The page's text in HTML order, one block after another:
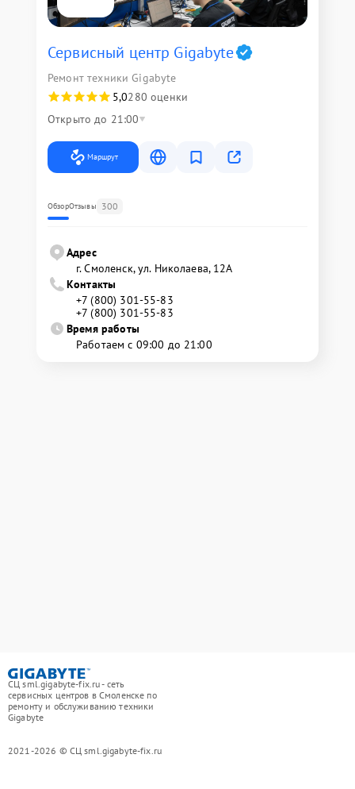
Сервисный центр Gigabyte
Ремонт техники Gigabyte
5,0280 оценки
Открыто до 21:00
Маршрут
ОбзорОтзывы 300
Адрес
г. Смоленск, ул. Николаева, 12А
Контакты
+7 (800) 301-55-83
+7 (800) 301-55-83
Время работы
Работаем с 09:00 до 21:00
СЦ sml.gigabyte-fix.ru - сеть
сервисных центров в Смоленске по
ремонту и обслуживанию техники
Gigabyte
2021-2026 © СЦ sml.gigabyte-fix.ru